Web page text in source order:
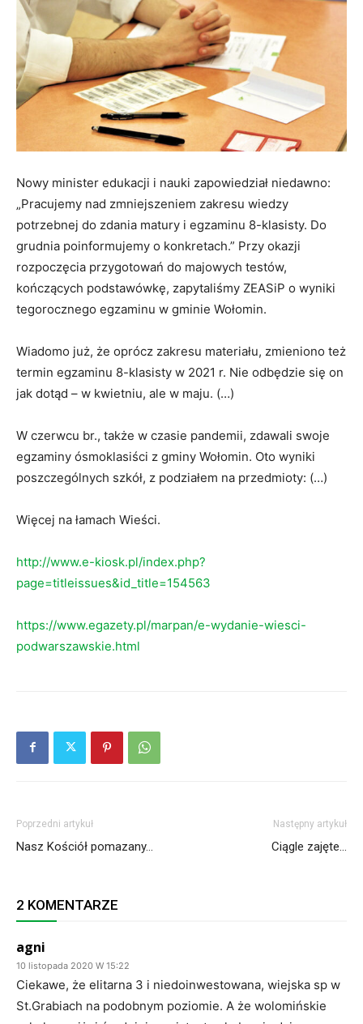
Nowy minister edukacji i nauki zapowiedział niedawno:
„Pracujemy nad zmniejszeniem zakresu wiedzy
potrzebnej do zdania matury i egzaminu 8-klasisty. Do
grudnia poinformujemy o konkretach.” Przy okazji
rozpoczęcia przygotowań do majowych testów,
kończących podstawówkę, zapytaliśmy ZEASiP o wyniki
tegorocznego egzaminu w gminie Wołomin.
Wiadomo już, że oprócz zakresu materiału, zmieniono też
termin egzaminu 8-klasisty w 2021 r. Nie odbędzie się on
jak dotąd – w kwietniu, ale w maju. (…)
W czerwcu br., także w czasie pandemii, zdawali swoje
egzaminy ósmoklasiści z gminy Wołomin. Oto wyniki
poszczególnych szkół, z podziałem na przedmioty: (…)
Więcej na łamach Wieści.
http://www.e-kiosk.pl/index.php?
page=titleissues&id_title=154563
https://www.egazety.pl/marpan/e-wydanie-wiesci-
podwarszawskie.html
Poprzedni artykuł
Nasz Kościół pomazany…
Następny artykuł
Ciągle zajęte…
2 KOMENTARZE
agni
10 listopada 2020 W 15:22
Ciekawe, że elitarna 3 i niedoinwestowana, wiejska sp w
St.Grabiach na podobnym poziomie. A że wolomińskie